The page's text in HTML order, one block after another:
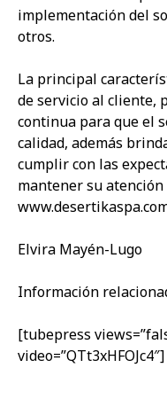
implementación del
otros.
La principal
de servicio al cliente,
continua para que el
calidad, además
cumplir con las
mantener su
Elvira Mayén-Lugo
Información
[tubepress
video=”QTt3xHFOJc4″]